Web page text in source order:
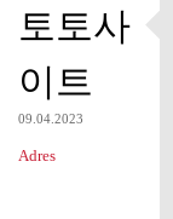
토토사
이트
09.04.2023
Adres